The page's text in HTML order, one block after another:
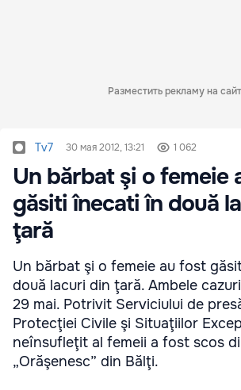
Разместить рекламу на
Tv7 30 мая 2012, 13:21 1 062
Un bărbat şi o femeie
găsiti înecati în două
ţară
Un bărbat şi o femeie au fost
două lacuri din ţară. Ambele
29 mai. Potrivit Serviciului de
Protecţiei Civile şi Situaţiilor
neînsufleţit al femeii a fost scos
„Orăşenesc” din Bălţi.